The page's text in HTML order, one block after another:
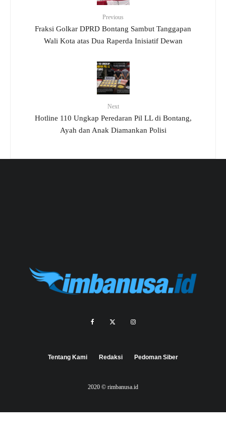
Previous
Fraksi Golkar DPRD Bontang Sambut Tanggapan
Wali Kota atas Dua Raperda Inisiatif Dewan
Next
Hotline 110 Ungkap Peredaran Pil LL di Bontang,
Ayah dan Anak Diamankan Polisi
Tentang Kami Redaksi Pedoman Siber
2020 © rimbanusa.id